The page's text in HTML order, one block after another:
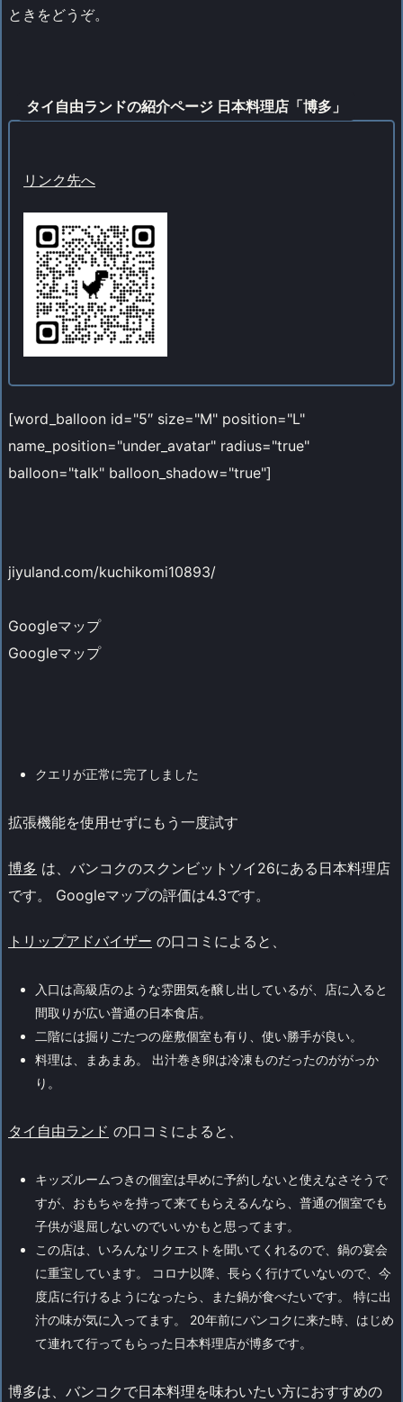
ときをどうぞ。
タイ自由ランドの紹介ページ 日本料理店「博多」
リンク先へ
[word_balloon id="5″ size="M" position="L"
name_position="under_avatar" radius="true"
balloon="talk" balloon_shadow="true"]
jiyuland.com/kuchikomi10893/
Googleマップ
Googleマップ
クエリが正常に完了しました
拡張機能を使用せずにもう一度試す
博多 は、バンコクのスクンビットソイ26にある日本料理店
です。 Googleマップの評価は4.3です。
トリップアドバイザー の口コミによると、
入口は高級店のような雰囲気を醸し出しているが、店に入ると
間取りが広い普通の日本食店。
二階には掘りごたつの座敷個室も有り、使い勝手が良い。
料理は、まあまあ。 出汁巻き卵は冷凍ものだったのががっか
り。
タイ自由ランド の口コミによると、
キッズルームつきの個室は早めに予約しないと使えなさそうで
すが、おもちゃを持って来てもらえるんなら、普通の個室でも
子供が退屈しないのでいいかもと思ってます。
この店は、いろんなリクエストを聞いてくれるので、鍋の宴会
に重宝しています。 コロナ以降、長らく行けていないので、今
度店に行けるようになったら、また鍋が食べたいです。 特に出
汁の味が気に入ってます。 20年前にバンコクに来た時、はじめ
て連れて行ってもらった日本料理店が博多です。
博多は、バンコクで日本料理を味わいたい方におすすめの